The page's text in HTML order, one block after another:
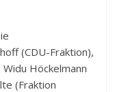
(CDU-Fraktion),
Höckelmann
(Fraktion